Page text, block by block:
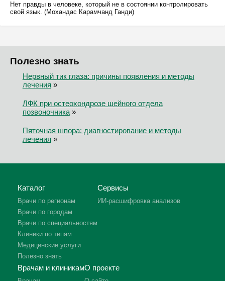
Нет правды в человеке, который не в состоянии контролировать
свой язык. (Мохандас Карамчанд Ганди)
Полезно знать
Нервный тик глаза: причины появления и методы
лечения »
ЛФК при остеохондрозе шейного отдела
позвоночника»
Пяточная шпора: диагностирование и методы
лечения »
Каталог
Врачи по регионам
Врачи по городам
Врачи по специальностям
Клиники по типам
Медицинские услуги
Полезно знать
Сервисы
ИИ-расшифровка анализов
Врачам и клиникамО проекте